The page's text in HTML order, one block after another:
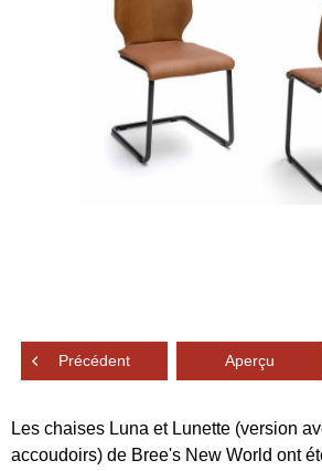
Précédent Aperçu
Les chaises Luna et Lunette (version
accoudoirs) de Bree's New World ont